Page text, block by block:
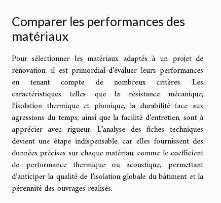
Comparer les performances des
matériaux
Pour sélectionner les matériaux adaptés à un projet de
rénovation, il est primordial d’évaluer leurs performances
en tenant compte de nombreux critères. Les
caractéristiques telles que la résistance mécanique,
l’isolation thermique et phonique, la durabilité face aux
agressions du temps, ainsi que la facilité d’entretien, sont à
apprécier avec rigueur. L’analyse des fiches techniques
devient une étape indispensable, car elles fournissent des
données précises sur chaque matériau, comme le coefficient
de performance thermique ou acoustique, permettant
d’anticiper la qualité de l’isolation globale du bâtiment et la
pérennité des ouvrages réalisés.